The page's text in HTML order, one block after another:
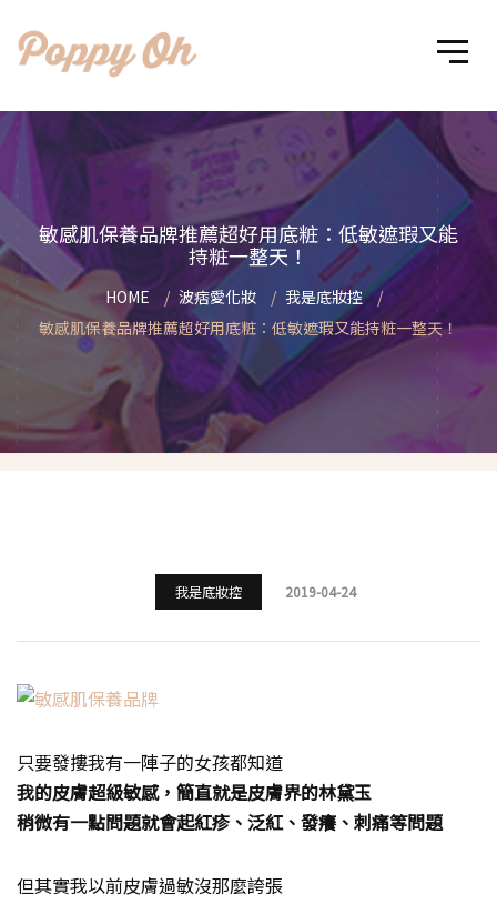
敏感肌保養品牌推薦超好用底粧：低敏遮瑕又能
持粧一整天！
HOME 波痞愛化妝
我是底妝控
敏感肌保養品牌推薦超好用底粧：低敏遮瑕又能持粧一整天！
我是底妝控 2019-04-24
只要發摟我有一陣子的女孩都知道
我的皮膚超級敏感，簡直就是皮膚界的林黛玉
稍微有一點問題就會起紅疹、泛紅、發癢、刺痛等問題
但其實我以前皮膚過敏沒那麼誇張